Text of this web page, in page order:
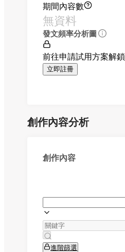
期間內容數
無資料
發文頻率分析圖
前往申請試用方案解鎖
立即註冊
創作內容分析
創作內容
進階篩選